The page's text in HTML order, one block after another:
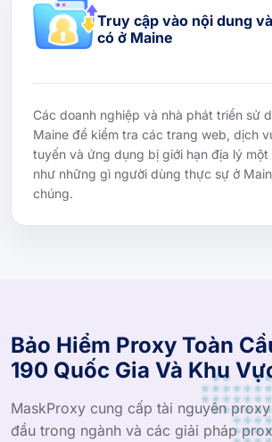
Truy cập vào nội dung
có ở Maine
Các doanh nghiệp và nhà phát triển sử
Maine để kiểm tra các trang web, dịch
tuyến và ứng dụng bị giới hạn địa lý
như những gì người dùng thực sự ở
chúng.
Bảo Hiểm Proxy Toàn
190 Quốc Gia Và Khu
MaskProxy cung cấp tài nguyên
đầu trong ngành và các giải pháp